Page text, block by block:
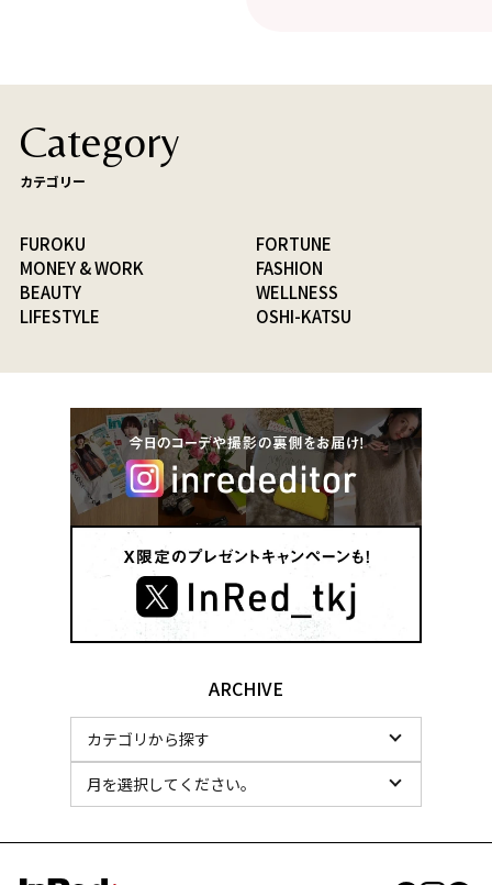
【２】赤は目尻下に2カ所のみ。少量使いで範囲を広げ
ず、血色感を利かせるくらいに仕上げるのが上品。
使うのは、ゴールドハイライトと渋みレッド
Category
カテゴリー
FUROKU
FORTUNE
MONEY & WORK
FASHION
BEAUTY
WELLNESS
LIFESTYLE
OSHI-KATSU
ARCHIVE